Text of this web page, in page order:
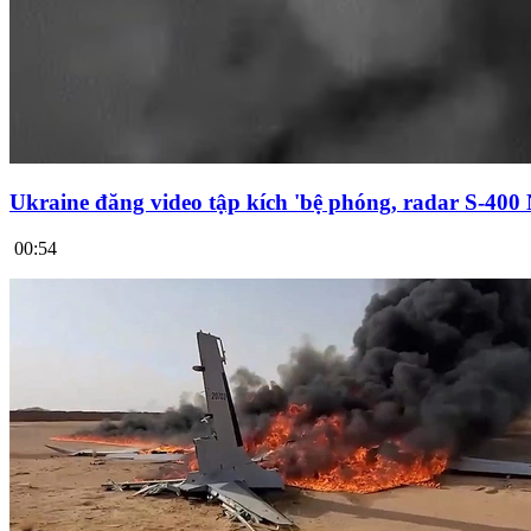
Ukraine đăng video tập kích 'bệ phóng, radar S-400
00:54